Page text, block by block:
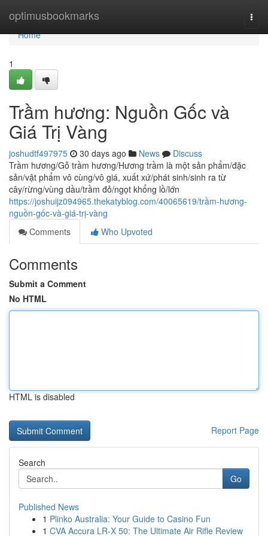
optimusbookmarks
Home
Home
1
Trầm hương: Nguồn Gốc và
Giá Trị Vàng
joshudtf497975 30 days ago News
Discuss
Trầm hương/Gỗ trầm hương/Hương trầm là một sản phẩm/đặc
sản/vật phẩm vô cùng/vô giá, xuất xứ/phát sinh/sinh ra từ
cây/rừng/vùng dầu/trầm đỏ/ngọt khổng lồ/lớn
https://joshuijz094965.thekatyblog.com/40065619/trầm-hương-
nguồn-gốc-và-giá-trị-vàng
Comments
Who Upvoted
Comments
Submit a Comment
No HTML
HTML is disabled
Report Page
Search
Go
Published News
1 Plinko Australia: Your Guide to Casino Fun
1 CVA Accura LR-X 50: The Ultimate Air Rifle Review